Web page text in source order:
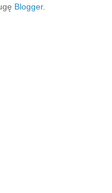
Blogger.